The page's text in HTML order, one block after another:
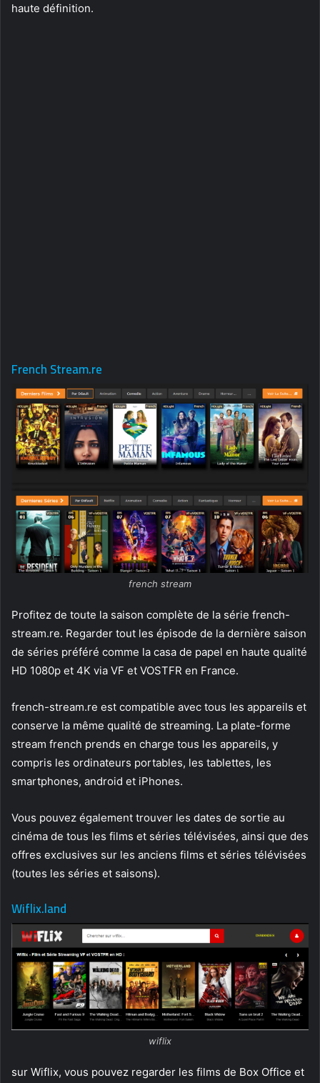
haute définition.
French Stream.re
french stream
Profitez de toute la saison complète de la série french-
stream.re. Regarder tout les épisode de la dernière saison
de séries préféré comme la casa de papel en haute qualité
HD 1080p et 4K via VF et VOSTFR en France.
french-stream.re est compatible avec tous les appareils et
conserve la même qualité de streaming. La plate-forme
stream french prends en charge tous les appareils, y
compris les ordinateurs portables, les tablettes, les
smartphones, android et iPhones.
Vous pouvez également trouver les dates de sortie au
cinéma de tous les films et séries télévisées, ainsi que des
offres exclusives sur les anciens films et séries télévisées
(toutes les séries et saisons).
Wiflix.land
wiflix
sur Wiflix, vous pouvez regarder les films de Box Office et